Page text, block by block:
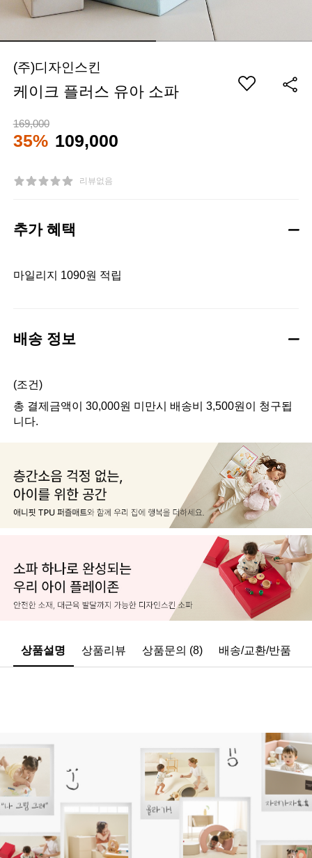
(주)디자인스킨
케이크 플러스 유아 소파
169,000
35% 109,000
리뷰없음
추가 혜택
마일리지 1090원 적립
배송 정보
(조건)
총 결제금액이 30,000원 미만시 배송비 3,500원이 청구됩
니다.
상품설명 상품리뷰 상품문의 (8) 배송/교환/반품